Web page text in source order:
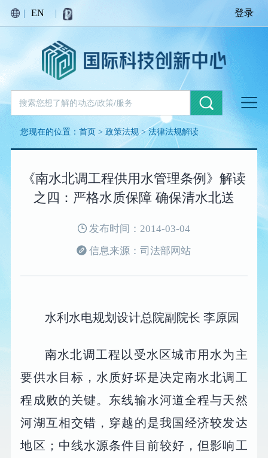
| EN | 登录
您现在的位置：首页 >政策法规>法律法规解读
《南水北调工程供用水管理条例》解读
之四：严格水质保障 确保清水北送
发布时间：2014-03-04
信息来源：司法部网站
水利水电规划设计总院副院长 李原园
南水北调工程以受水区城市用水为主
要供水目标，水质好坏是决定南水北调工
程成败的关键。东线输水河道全程与天然
河湖互相交错，穿越的是我国经济较发达
地区；中线水源条件目前较好，但影响工